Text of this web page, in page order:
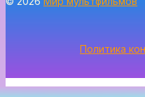
Политика